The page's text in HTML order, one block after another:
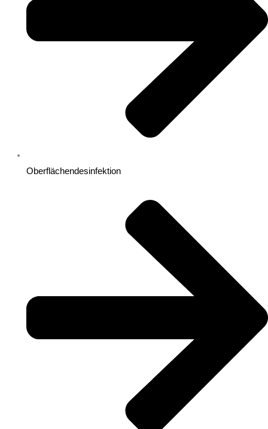
Oberflächendesinfektion